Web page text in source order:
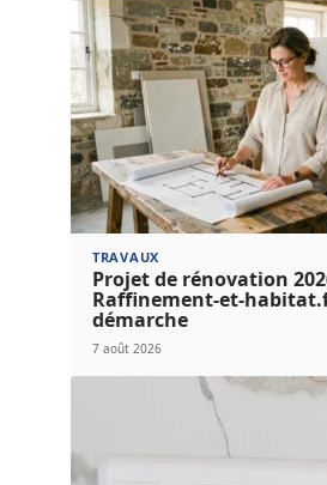
TRAVAUX
Projet de rénovation
Raffinement-et-
démarche
7 août 2026